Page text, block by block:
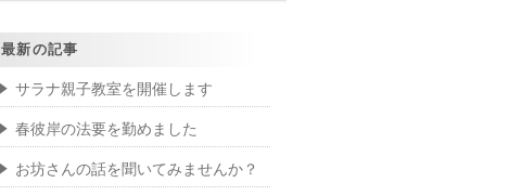
最新の記事
サラナ親子教室を開催します
春彼岸の法要を勤めました
お坊さんの話を聞いてみませんか？